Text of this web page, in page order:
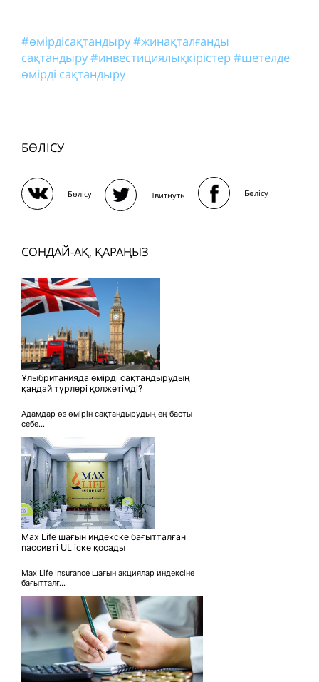
#өмірдісақтандыру#жинақталғанды
сақтандыру#инвестициялықкірістер #шетелде
өмірді сақтандыру
БӨЛІСУ
Бөлісу Твитнуть Бөлісу
СОНДАЙ-АҚ, ҚАРАҢЫЗ
Ұлыбританияда өмірді сақтандырудың
қандай түрлері қолжетімді?
Адамдар өз өмірін сақтандырудың ең басты
себе...
Max Life шағын индекске бағытталған
пассивті UL іске қосады
Max Life Insurance шағын акциялар индексіне
бағытталғ...